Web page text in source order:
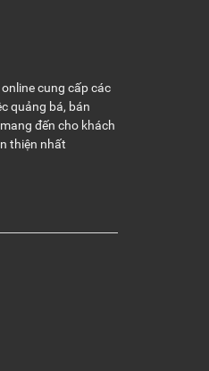
cung cấp các
quảng bá, bán
đến cho khách
thiện nhất